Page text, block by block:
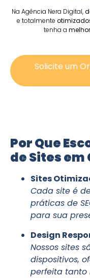
Na Agência Nera Digital,
e totalmente
tenha a
Solicite um
Por Que
de Sites em
Sites
Cada site é
práticas de
para sua
Design
Nossos sites
dispositivos,
perfeita tanto